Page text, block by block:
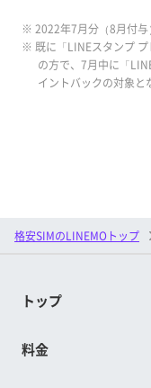
※ 2022年7月分（8月付与
※ 既に「LINEスタンプ
の方で、7月中に「
イントバックの対象と
格安SIMのLINEMOトップ
トップ
料金